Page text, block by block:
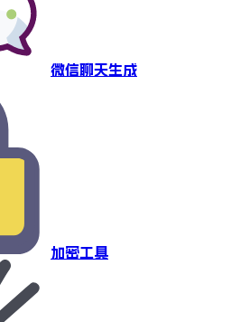
微信聊天生成
加密工具